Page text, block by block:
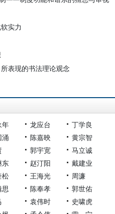
实力
表现的书法理论观念
年 龙应台
丁学良
涌 陈嘉映
黄宗智
郭宇宽
马立诚
东 赵汀阳
戴建业
松 王海光
周濂
思 陈奉孝
郭世佑
袁伟时
史啸虎